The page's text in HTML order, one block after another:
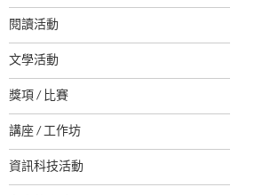
閱讀活動
文學活動
獎項 / 比賽
講座 / 工作坊
資訊科技活動